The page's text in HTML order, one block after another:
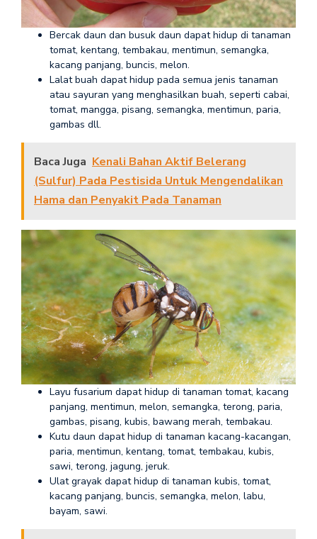
Bercak daun dan busuk daun dapat hidup di tanaman
tomat, kentang, tembakau, mentimun, semangka,
kacang panjang, buncis, melon.
Lalat buah dapat hidup pada semua jenis tanaman
atau sayuran yang menghasilkan buah, seperti cabai,
tomat, mangga, pisang, semangka, mentimun, paria,
gambas dll.
Baca Juga Kenali Bahan Aktif Belerang
(Sulfur) Pada Pestisida Untuk Mengendalikan
Hama dan Penyakit Pada Tanaman
Layu fusarium dapat hidup di tanaman tomat, kacang
panjang, mentimun, melon, semangka, terong, paria,
gambas, pisang, kubis, bawang merah, tembakau.
Kutu daun dapat hidup di tanaman kacang-kacangan,
paria, mentimun, kentang, tomat, tembakau, kubis,
sawi, terong, jagung, jeruk.
Ulat grayak dapat hidup di tanaman kubis, tomat,
kacang panjang, buncis, semangka, melon, labu,
bayam, sawi.